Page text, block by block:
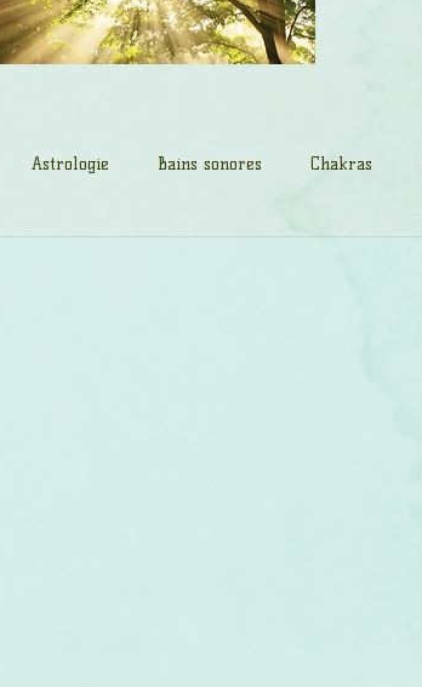
Astrologie Bains sonores Chakras